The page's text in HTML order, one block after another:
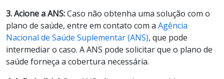
3.Acione a ANS:Caso não obtenha uma solução com o
plano de saúde, entre em contato com a Agência
Nacional de Saúde Suplementar (ANS), que pode
intermediar o caso. A ANS pode solicitar que o plano de
saúde forneça a cobertura necessária.